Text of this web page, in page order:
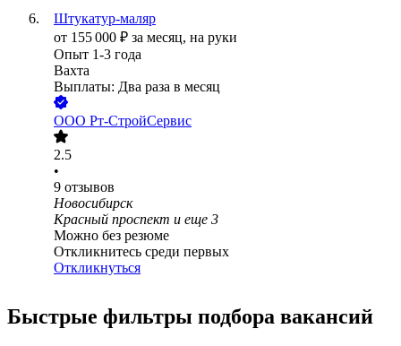
Штукатур-маляр
от 155 000 ₽ за месяц, на руки
Опыт 1-3 года
Вахта
Выплаты: Два раза в месяц
ООО Рт-СтройСервис
2.5
•
9 отзывов
Новосибирск
Красный проспект и еще 3
Можно без резюме
Откликнитесь среди первых
Откликнуться
Быстрые фильтры подбора вакансий